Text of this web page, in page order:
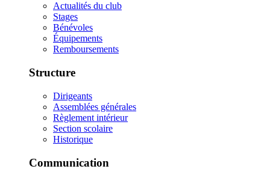
Actualités du club
Stages
Bénévoles
Équipements
Remboursements
Structure
Dirigeants
Assemblées générales
Règlement intérieur
Section scolaire
Historique
Communication